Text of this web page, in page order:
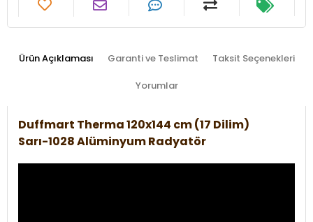
Ürün Açıklaması Garanti ve Teslimat Taksit Seçenekleri
Yorumlar
Duffmart Therma 120x144 cm (17 Dilim)
Sarı-1028 Alüminyum Radyatör